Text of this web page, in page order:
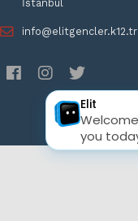
İstanbul
info@elitgencler.k12.tr